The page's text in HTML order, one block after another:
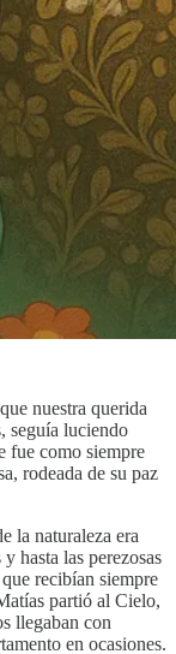
nuestra querida
seguía luciendo
fue como siempre
rodeada de su paz
la naturaleza era
hasta las perezosas
recibían siempre
partió al Cielo,
llegaban con
en ocasiones.